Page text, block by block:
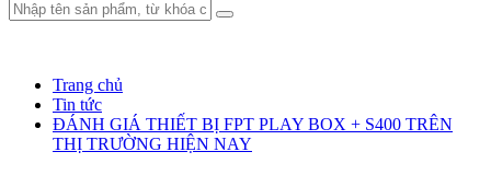
Trang chủ
Tin tức
ĐÁNH GIÁ THIẾT BỊ FPT PLAY BOX + S400 TRÊN
THỊ TRƯỜNG HIỆN NAY